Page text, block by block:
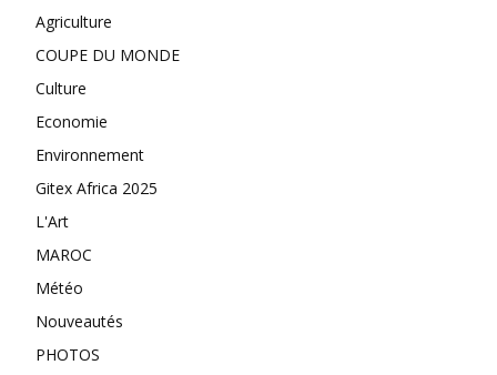
Agriculture
COUPE DU MONDE
Culture
Economie
Environnement
Gitex Africa 2025
L'Art
MAROC
Météo
Nouveautés
PHOTOS